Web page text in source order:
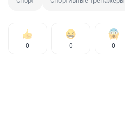
0 0 0